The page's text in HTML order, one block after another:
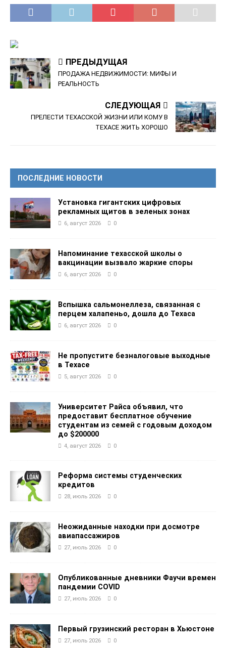
ПРЕДЫДУЩАЯ
ПРОДАЖА НЕДВИЖИМОСТИ: МИФЫ И
РЕАЛЬНОСТЬ
СЛЕДУЮЩАЯ
ПРЕЛЕСТИ ТЕХАССКОЙ ЖИЗНИ ИЛИ КОМУ В
ТЕХАСЕ ЖИТЬ ХОРОШО
ПОСЛЕДНИЕ НОВОСТИ
Установка гигантских цифровых
рекламных щитов в зеленых зонах
6, август 2026 0
Напоминание техасской школы о
вакцинации вызвало жаркие споры
6, август 2026 0
Вспышка сальмонеллеза, связанная с
перцем халапеньо, дошла до Техаса
6, август 2026 0
Не пропустите безналоговые выходные
в Техасе
5, август 2026 0
Университет Райса объявил, что
предоставит бесплатное обучение
студентам из семей с годовым доходом
до $200000
4, август 2026 0
Реформа системы студенческих
кредитов
28, июль 2026 0
Неожиданные находки при досмотре
авиапассажиров
27, июль 2026 0
Опубликованные дневники Фаучи времен
пандемии COVID
27, июль 2026 0
Первый грузинский ресторан в Хьюстоне
27, июль 2026 0